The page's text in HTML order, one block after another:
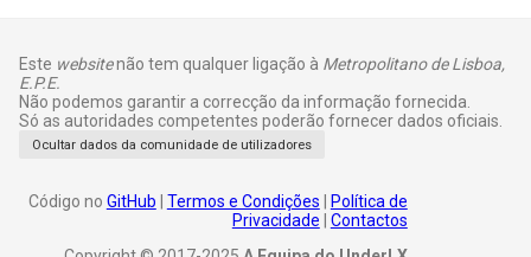
Este websitenão tem qualquer ligação à Metropolitano de Lisboa,
E.P.E.
Não podemos garantir a correcção da informação fornecida.
Só as autoridades competentes poderão fornecer dados oficiais.
Ocultar dados da comunidade de utilizadores
Código no GitHub Termos e Condições
Política de
Privacidade
Contactos